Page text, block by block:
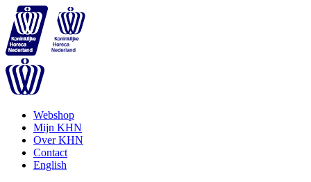
Webshop
Mijn KHN
Over KHN
Contact
English